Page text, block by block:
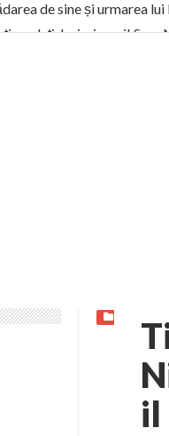
de sine și urmarea
sculați, boieri mari!
il